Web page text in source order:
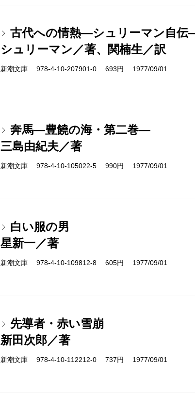
古代への情熱―シュリーマン自
シュリーマン／著、関楠生／訳
新潮文庫 978-4-10-207901-0 693円 1977/09/01
奔馬―豊饒の海・第二巻―
三島由紀夫／著
新潮文庫 978-4-10-105022-5 990円 1977/09/01
白い服の男
星新一／著
新潮文庫 978-4-10-109812-8 605円 1977/09/01
先導者・赤い雪崩
新田次郎／著
新潮文庫 978-4-10-112212-0 737円 1977/09/01